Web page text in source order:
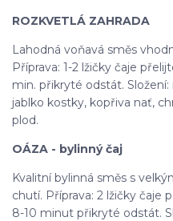
ROZKVETLÁ ZAHRADA
Lahodná voňavá směs
Příprava: 1-2 lžičky čaje
min. přikryté odstát.
jablko kostky, kopřiva nať,
plod.
OÁZA - bylinný čaj
Kvalitní bylinná směs s
chutí. Příprava: 2 lžičky čaje
8-10 minut přikryté odstát.